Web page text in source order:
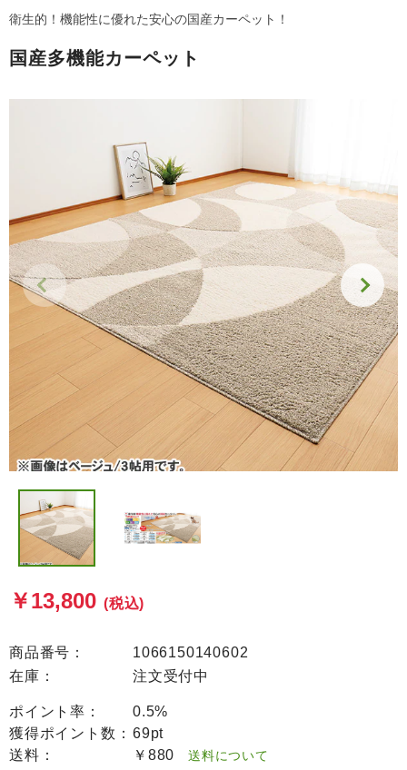
衛生的！機能性に優れた安心の国産カーペット！
国産多機能カーペット
￥13,800 (税込)
商品番号：
1066150140602
在庫：
注文受付中
ポイント率：
0.5%
獲得ポイント数： 69pt
送料：
￥880 送料について